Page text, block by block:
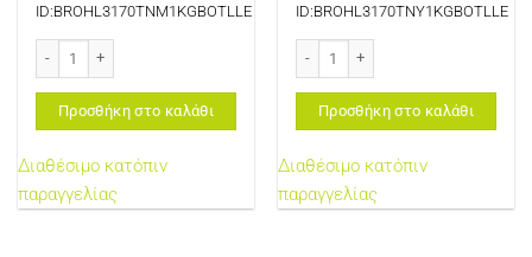
ID:BROHL3170TNM1KGBOTLLE
Προσθήκη στο καλάθι
Διαθέσιμο κατόπιν
παραγγελίας
ID:BROHL3170TNY1KGBOTLLE
Προσθήκη στο καλάθι
Διαθέσιμο κατόπιν
παραγγελίας